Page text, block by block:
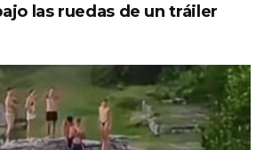
las ruedas de un tráiler